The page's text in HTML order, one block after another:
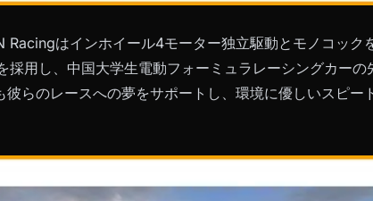
Racingはインホイール4モーター独立駆動とモノコック
採用し、中国大学生電動フォーミュラレーシングカーの
彼らのレースへの夢をサポートし、環境に優しいスピー